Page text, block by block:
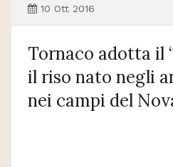
10 Ott 2016
Tornaco adotta il
il riso nato negli
nei campi del